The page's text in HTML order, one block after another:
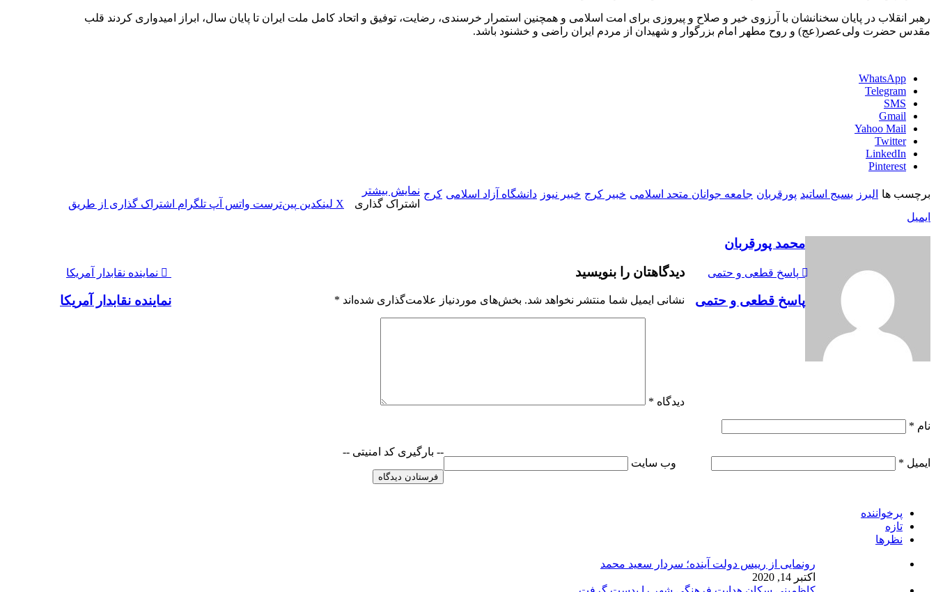
رهبر انقلاب در پایان سخنانشان با آرزوی خیر و صلاح و پیروزی برای امت اسلامی و همچنین استمرار خرسندی، رضایت، توفیق و اتحاد کامل ملت ایران تا پایان سال، ابراز امیدواری کردند قلب
مقدس حضرت ولی‌عصر(عج) و روح مطهر امام بزرگوار و شهیدان از مردم ایران راضی و خشنود باشد.
WhatsApp
Telegram
SMS
Gmail
Yahoo Mail
Twitter
LinkedIn
Pinterest
برچسب ها البرز بسیج اساتید پورقربان جامعه جوانان متحد اسلامی خبیر کرج خبیر نیوز دانشگاه آزاد اسلامی کرج نمایش بیشتر
اشتراک گذاری
X لینکدین ‫پین‌ترست واتس آپ تلگرام اشتراک گذاری از طریق
ایمیل
محمد پورقربان
پاسخ قطعی و حتمی
پاسخ قطعی و حتمی
نماینده نقابدار آمریکا
نماینده نقابدار آمریکا
دیدگاهتان را بنویسید
نشانی ایمیل شما منتشر نخواهد شد. بخش‌های موردنیاز علامت‌گذاری شده‌اند *
دیدگاه *
نام *
ایمیل * وب‌ سایت
-- بارگیری کد امنیتی --
پرخواننده
تازه
نظرها
رونمایی از رییس دولت آینده؛ سردار سعید محمد
اکتبر 14, 2020